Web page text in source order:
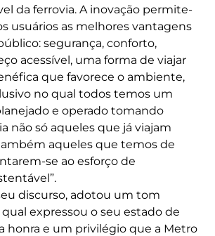
da ferrovia. A inovação permite-
usuários as melhores vantagens
segurança, conforto,
acessível, uma forma de viajar
que favorece o ambiente,
no qual todos temos um
e operado tomando
não só aqueles que já viajam
aqueles que temos de
se ao esforço de
discurso, adotou um tom
qual expressou o seu estado de
honra e um privilégio que a Metro